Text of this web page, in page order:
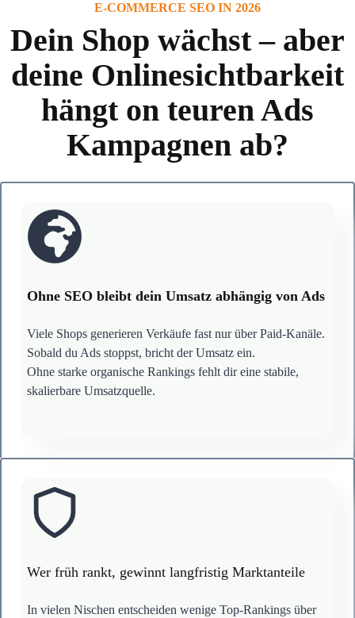
E-COMMERCE SEO IN 2026
Dein Shop wächst – aber
deine Onlinesichtbarkeit
hängt on teuren Ads
Kampagnen ab?
Ohne SEO bleibt dein Umsatz abhängig von Ads
Viele Shops generieren Verkäufe fast nur über Paid-Kanäle.
Sobald du Ads stoppst, bricht der Umsatz ein.
Ohne starke organische Rankings fehlt dir eine stabile,
skalierbare Umsatzquelle.
Wer früh rankt, gewinnt langfristig Marktanteile
In vielen Nischen entscheiden wenige Top-Rankings über